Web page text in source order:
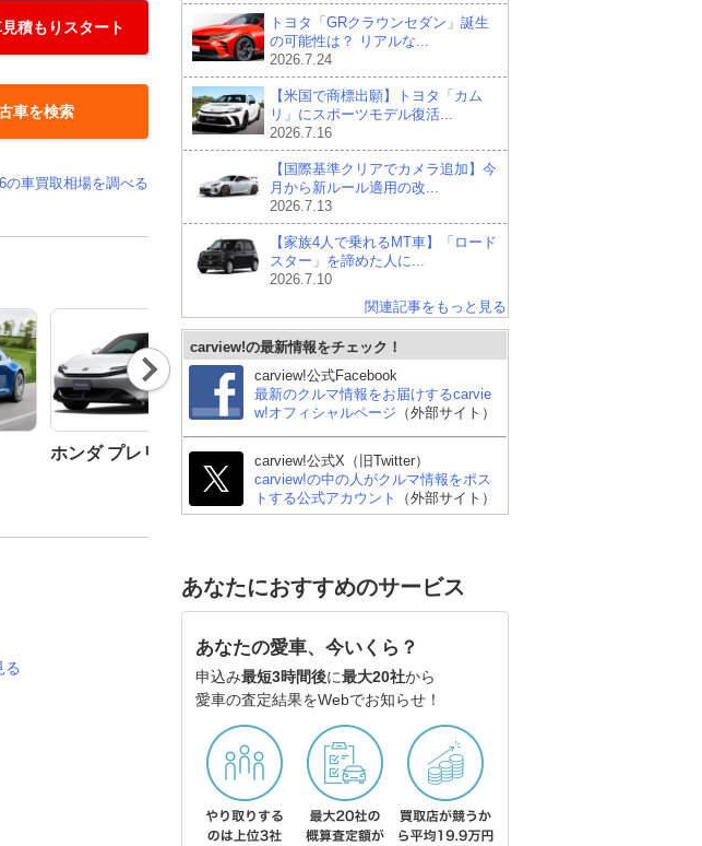
積もりスタート
車を検索
の車買取相場を調べる
ホンダ プレリュード
シボレー コルベット ク
ーペ
Nex
t
る
トヨタ「GRクラウンセダン」誕生
の可能性は？ リアルな...
2026.7.24
【米国で商標出願】トヨタ「カム
リ」にスポーツモデル復活...
2026.7.16
【国際基準クリアでカメラ追加】今
月から新ルール適用の改...
2026.7.13
【家族4人で乗れるMT車】「ロード
スター」を諦めた人に...
2026.7.10
関連記事をもっと見る
carview!の最新情報をチェック！
carview!公式Facebook
最新のクルマ情報をお届けするcarvie
w!オフィシャルページ （外部サイト）
carview!公式X（旧Twitter）
carview!の中の人がクルマ情報をポス
トする公式アカウント
（外部サイト）
あなたにおすすめのサービス
あなたの愛車、今いくら？
申込み最短3時間後に最大20社から
愛車の査定結果をWebでお知らせ！